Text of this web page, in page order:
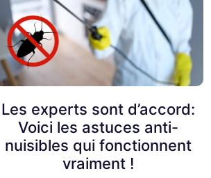
Les experts sont d’accord:
Voici les astuces anti-
nuisibles qui fonctionnent
vraiment !